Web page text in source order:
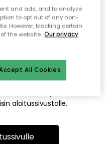
löydä
sivua
enää ole tai siitä, että se
tästä mahdollisesti
aloitussivustolle.
and ads, and to analyze
to opt out of any non-
However, blocking certain
the website. Our privacy
All Cookies